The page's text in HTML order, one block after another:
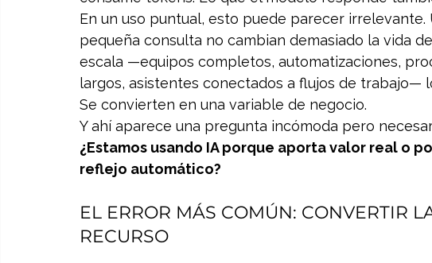
En un uso puntual, esto puede parecer irrelevante.
pequeña consulta no cambian demasiado la vida
escala —equipos completos, automatizaciones,
largos, asistentes conectados a flujos de trabajo—
Se convierten en una variable de negocio.
Y ahí aparece una pregunta incómoda pero
¿Estamos usando IA porque aporta valor real o
reflejo automático?
EL ERROR MÁS COMÚN: CONVERTIR
RECURSO